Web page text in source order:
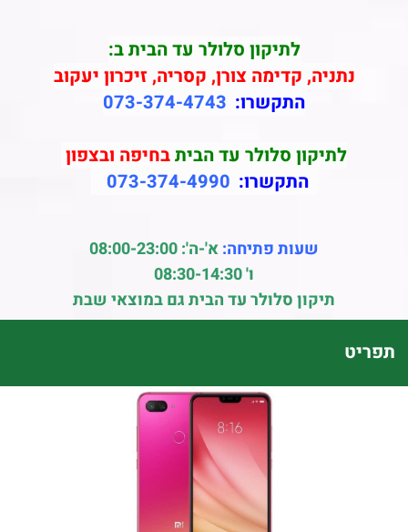
לתיקון סלולר עד הבית ב:
נתניה, קדימה צורן, קסריה, זיכרון יעקוב
התקשרו: 073-374-4743
לתיקון סלולר עד הביתבחיפה ובצפון
התקשרו: 073-374-4990
שעות פתיחה:א'-ה': 08:00-23:00
ו' 08:30-14:30
תיקון סלולר עד הבית גם במוצאי שבת
תפריט